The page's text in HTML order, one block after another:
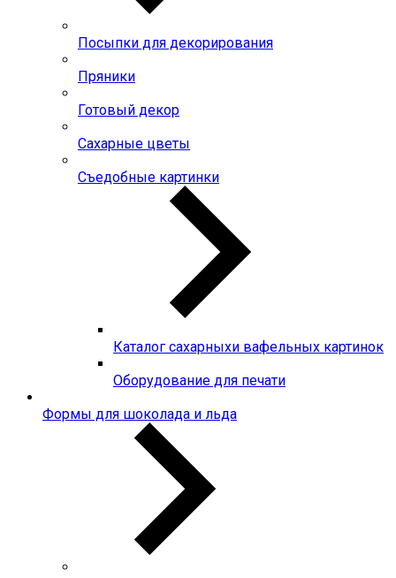
Посыпки для декорирования
Пряники
Готовый декор
Сахарные цветы
Съедобные картинки
Каталог сахарныхи вафельных картинок
Оборудование для печати
Формы для шоколада и льда